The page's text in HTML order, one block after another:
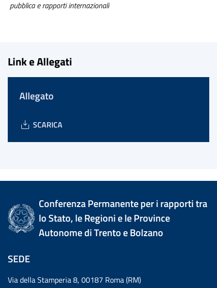
pubblica e rapporti internazionali
Link e Allegati
Allegato
SCARICA
Conferenza Permanente per i rapporti tra
lo Stato, le Regioni e le Province
Autonome di Trento e Bolzano
SEDE
Via della Stamperia 8, 00187 Roma (RM)